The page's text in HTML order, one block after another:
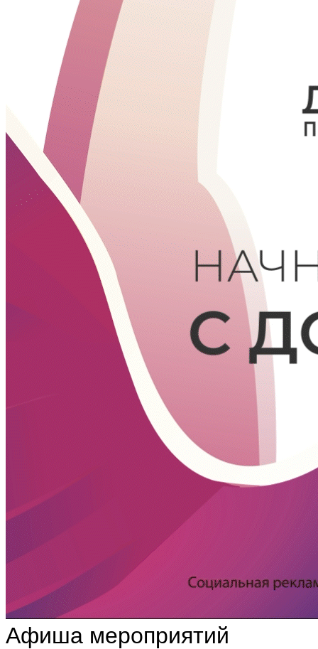
Афиша мероприятий